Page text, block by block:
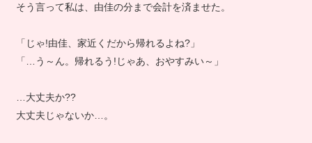
そう言って私は、由佳の分まで会計を済ませた。
「じゃ!由佳、家近くだから帰れるよね?」
「…う～ん。帰れるう!じゃあ、おやすみい～」
…大丈夫か??
大丈夫じゃないか…。